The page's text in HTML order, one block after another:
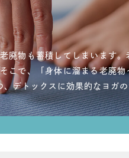
廃物も蓄積してしまいます
で、「身体に溜まる老廃物
デトックスに効果的なヨガ